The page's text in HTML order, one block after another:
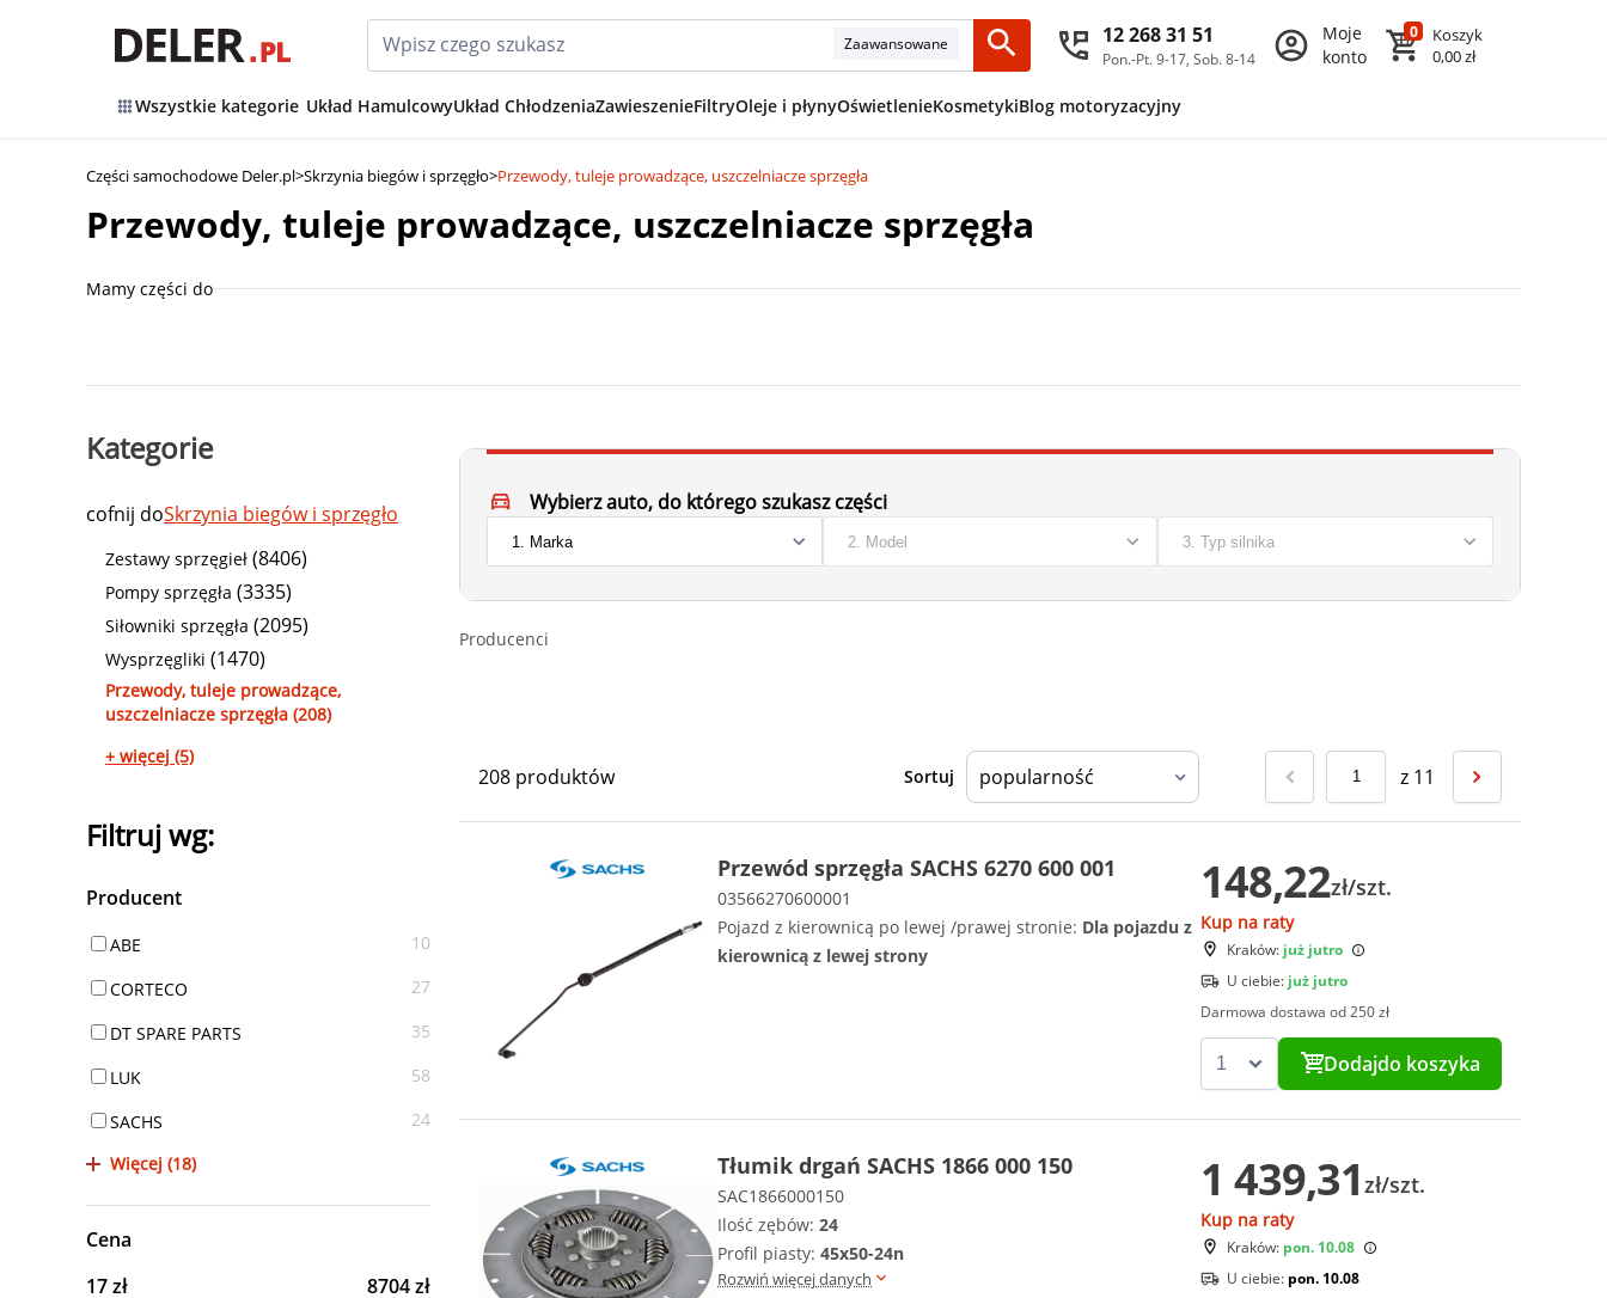
Zaawansowane 12 268 31 51
Pon.-Pt. 9-17, Sob. 8-14
Moje
konto
0
Koszyk
0,00 zł
Wszystkie kategorie Układ HamulcowyUkład ChłodzeniaZawieszenieFiltryOleje i płynyOświetlenieKosmetykiBlog motoryzacyjny
Części samochodowe Deler.pl>Skrzynia biegów i sprzęgło>Przewody, tuleje prowadzące, uszczelniacze sprzęgła
Przewody, tuleje prowadzące, uszczelniacze sprzęgła
Mamy części do
Kategorie
cofnij doSkrzynia biegów i sprzęgło
Zestawy sprzęgieł (8406)
Pompy sprzęgła (3335)
Siłowniki sprzęgła (2095)
Wysprzęgliki (1470)
Przewody, tuleje prowadzące,
uszczelniacze sprzęgła (208)
+ więcej (5)
Filtruj wg:
Producent
ABE 10
CORTECO 27
DT SPARE PARTS 35
LUK 58
SACHS
24
Więcej (18)
Cena
17 zł
8704 zł
Wybierz auto, do którego szukasz części
Producenci
208 produktów Sortuj z 11
Przewód sprzęgła SACHS 6270 600 001
03566270600001
Pojazd z kierownicą po lewej /prawej stronie: Dla pojazdu z
kierownicą z lewej strony
148,22zł/szt.
Kup na raty
Kraków: już jutro
U ciebie: już jutro
Darmowa dostawa od 250 zł
Dodajdo koszyka
Tłumik drgań SACHS 1866 000 150
SAC1866000150
Ilość zębów: 24
Profil piasty: 45x50-24n
Rozwiń więcej danych
1 439,31 zł/szt.
Kup na raty
Kraków: pon. 10.08
U ciebie: pon. 10.08